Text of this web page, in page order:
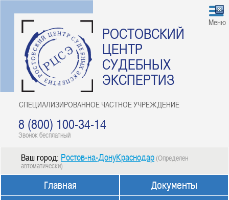
РОСТОВСКИЙ
ЦЕНТР
СУДЕБНЫХ
ЭКСПЕРТИЗ
СПЕЦИАЛИЗИРОВАННОЕ ЧАСТНОЕ УЧРЕЖДЕНИЕ
8 (800) 100-34-14
Звонок бесплатный
Меню
Ваш город: Ростов-на-ДонуКраснодар (Определен
автоматически)
Главная
Документы